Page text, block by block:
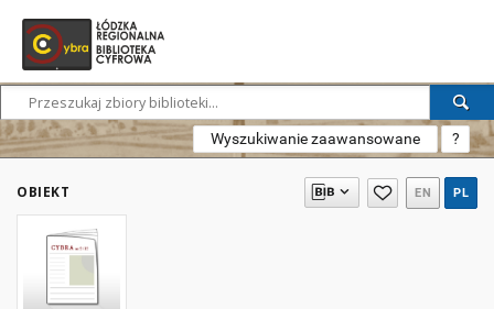
Wyszukiwanie zaawansowane ?
OBIEKT EN PL